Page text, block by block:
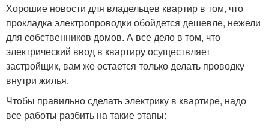
Хорошие новости для владельцев квартир в том, что
прокладка электропроводки обойдется дешевле, нежели
для собственников домов. А все дело в том, что
электрический ввод в квартиру осуществляет
застройщик, вам же остается только делать проводку
внутри жилья.
Чтобы правильно сделать электрику в квартире, надо
все работы разбить на такие этапы: